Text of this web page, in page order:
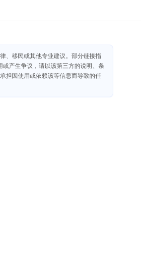
、移民或其他专业建议。部分链接指
产生争议，请以该第三方的说明、条
担因使用或依赖该等信息而导致的任